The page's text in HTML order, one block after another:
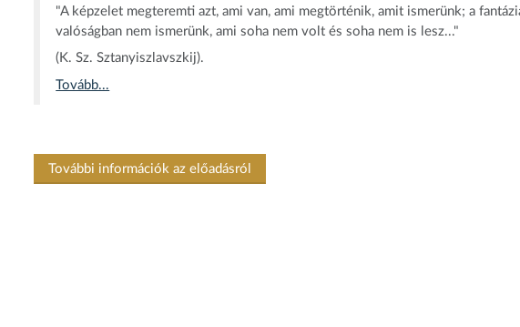
"A képzelet megteremti azt, ami van, ami megtörténik, amit ismerünk; a
valóságban nem ismerünk, ami soha nem volt és soha nem is lesz..."
(K. Sz. Sztanyiszlavszkij).
Tovább...
További információk az előadásról